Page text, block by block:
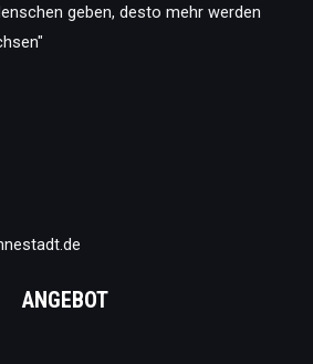
geben, desto mehr werden
ANGEBOT